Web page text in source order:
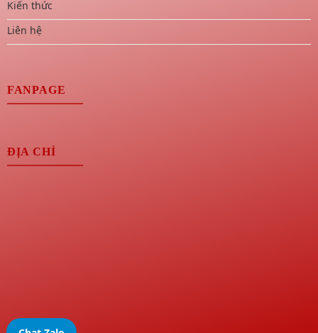
Kiến thức
Liên hệ
FANPAGE
ĐỊA CHỈ